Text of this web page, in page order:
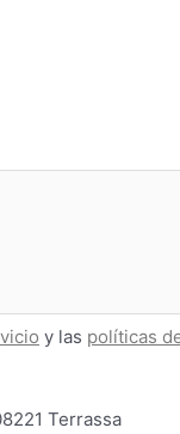
y las políticas
Terrassa